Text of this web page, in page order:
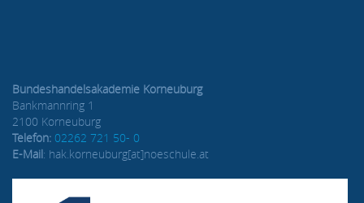
Bundeshandelsakademie Korneuburg
Bankmannring 1
2100 Korneuburg
Telefon: 02262 721 50- 0
E-Mail: hak.korneuburg[at]noeschule.at